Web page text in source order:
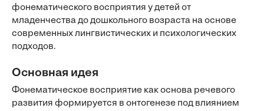
фонематического восприятия у детей от
младенчества до дошкольного возраста на основе
современных лингвистических и психологических
подходов.
Основная идея
Фонематическое восприятие как основа речевого
развития формируется в онтогенезе под влиянием